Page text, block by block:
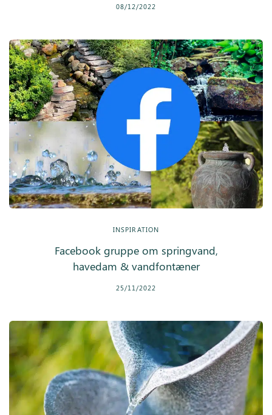
08/12/2022
INSPIRATION
Facebook gruppe om springvand,
havedam & vandfontæner
25/11/2022